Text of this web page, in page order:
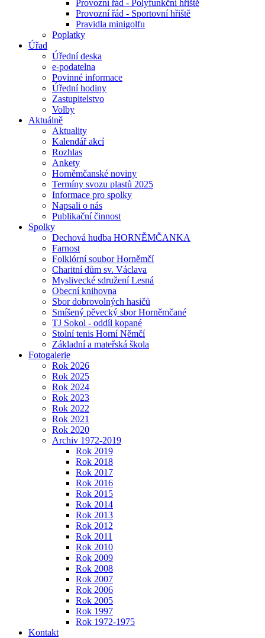
Provozní řád - Polyfunkční hřiště
Provozní řád - Sportovní hřiště
Pravidla minigolfu
Poplatky
Úřad
Úřední deska
e-podatelna
Povinné informace
Úřední hodiny
Zastupitelstvo
Volby
Aktuálně
Aktuality
Kalendář akcí
Rozhlas
Ankety
Horněmčanské noviny
Termíny svozu plastů 2025
Informace pro spolky
Napsali o nás
Publikační činnost
Spolky
Dechová hudba HORNĚMČANKA
Farnost
Folklórní soubor Horněmčí
Charitní dům sv. Václava
Myslivecké sdružení Lesná
Obecní knihovna
Sbor dobrovolných hasičů
Smíšený pěvecký sbor Horněmčané
TJ Sokol - oddíl kopané
Stolní tenis Horní Němčí
Základní a mateřská škola
Fotogalerie
Rok 2026
Rok 2025
Rok 2024
Rok 2023
Rok 2022
Rok 2021
Rok 2020
Archiv 1972-2019
Rok 2019
Rok 2018
Rok 2017
Rok 2016
Rok 2015
Rok 2014
Rok 2013
Rok 2012
Rok 2011
Rok 2010
Rok 2009
Rok 2008
Rok 2007
Rok 2006
Rok 2005
Rok 1997
Rok 1972-1975
Kontakt